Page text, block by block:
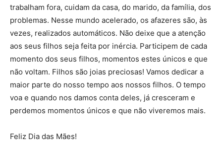
trabalham fora, cuidam da casa, do marido, da família, dos
problemas. Nesse mundo acelerado, os afazeres são, às
vezes, realizados automáticos. Não deixe que a atenção
aos seus filhos seja feita por inércia. Participem de cada
momento dos seus filhos, momentos estes únicos e que
não voltam. Filhos são joias preciosas! Vamos dedicar a
maior parte do nosso tempo aos nossos filhos. O tempo
voa e quando nos damos conta deles, já cresceram e
perdemos momentos únicos e que não viveremos mais.
Feliz Dia das Mães!